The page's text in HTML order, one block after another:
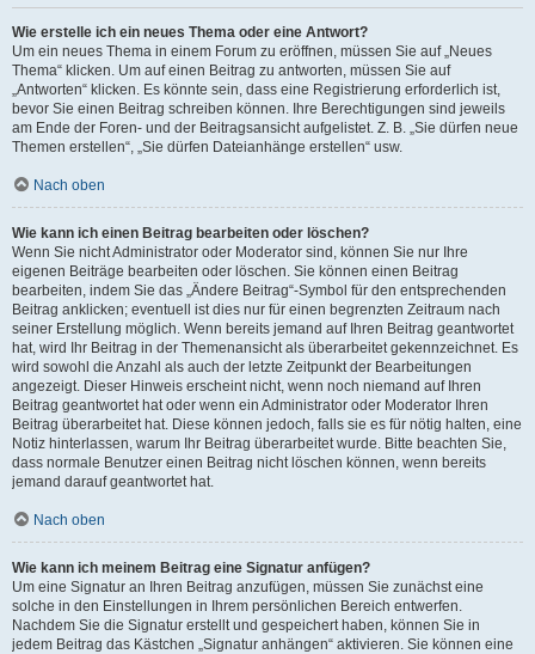
Wie erstelle ich ein neues Thema oder eine Antwort?
Um ein neues Thema in einem Forum zu eröffnen, müssen Sie auf „Neues
Thema“ klicken. Um auf einen Beitrag zu antworten, müssen Sie auf
„Antworten“ klicken. Es könnte sein, dass eine Registrierung erforderlich ist,
bevor Sie einen Beitrag schreiben können. Ihre Berechtigungen sind jeweils
am Ende der Foren- und der Beitragsansicht aufgelistet. Z. B. „Sie dürfen neue
Themen erstellen“, „Sie dürfen Dateianhänge erstellen“ usw.
Nach oben
Wie kann ich einen Beitrag bearbeiten oder löschen?
Wenn Sie nicht Administrator oder Moderator sind, können Sie nur Ihre
eigenen Beiträge bearbeiten oder löschen. Sie können einen Beitrag
bearbeiten, indem Sie das „Ändere Beitrag“-Symbol für den entsprechenden
Beitrag anklicken; eventuell ist dies nur für einen begrenzten Zeitraum nach
seiner Erstellung möglich. Wenn bereits jemand auf Ihren Beitrag geantwortet
hat, wird Ihr Beitrag in der Themenansicht als überarbeitet gekennzeichnet. Es
wird sowohl die Anzahl als auch der letzte Zeitpunkt der Bearbeitungen
angezeigt. Dieser Hinweis erscheint nicht, wenn noch niemand auf Ihren
Beitrag geantwortet hat oder wenn ein Administrator oder Moderator Ihren
Beitrag überarbeitet hat. Diese können jedoch, falls sie es für nötig halten, eine
Notiz hinterlassen, warum Ihr Beitrag überarbeitet wurde. Bitte beachten Sie,
dass normale Benutzer einen Beitrag nicht löschen können, wenn bereits
jemand darauf geantwortet hat.
Nach oben
Wie kann ich meinem Beitrag eine Signatur anfügen?
Um eine Signatur an Ihren Beitrag anzufügen, müssen Sie zunächst eine
solche in den Einstellungen in Ihrem persönlichen Bereich entwerfen.
Nachdem Sie die Signatur erstellt und gespeichert haben, können Sie in
jedem Beitrag das Kästchen „Signatur anhängen“ aktivieren. Sie können eine